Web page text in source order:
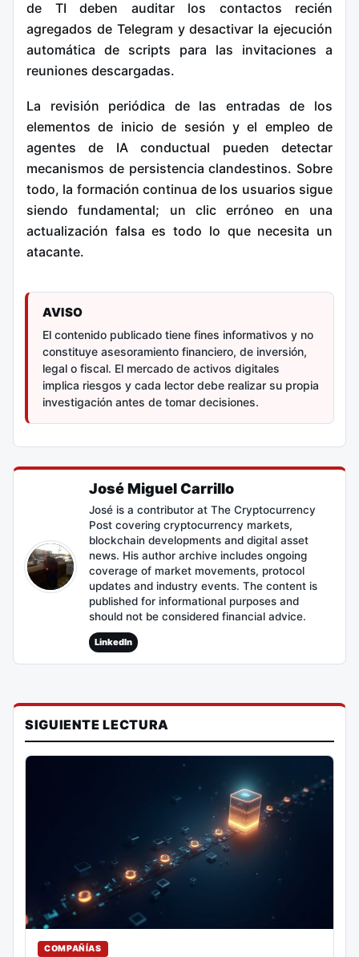
de TI deben auditar los contactos recién
agregados de Telegram y desactivar la ejecución
automática de scripts para las invitaciones a
reuniones descargadas.
La revisión periódica de las entradas de los
elementos de inicio de sesión y el empleo de
agentes de IA conductual pueden detectar
mecanismos de persistencia clandestinos. Sobre
todo, la formación continua de los usuarios sigue
siendo fundamental; un clic erróneo en una
actualización falsa es todo lo que necesita un
atacante.
AVISO
El contenido publicado tiene fines informativos y no
constituye asesoramiento financiero, de inversión,
legal o fiscal. El mercado de activos digitales
implica riesgos y cada lector debe realizar su propia
investigación antes de tomar decisiones.
José Miguel Carrillo
José is a contributor at The Cryptocurrency
Post covering cryptocurrency markets,
blockchain developments and digital asset
news. His author archive includes ongoing
coverage of market movements, protocol
updates and industry events. The content is
published for informational purposes and
should not be considered financial advice.
LinkedIn
SIGUIENTE LECTURA
COMPAÑÍAS